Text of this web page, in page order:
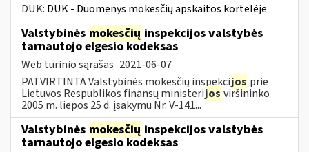
DUK: DUK - Duomenys mokesčių apskaitos kortelėje
Valstybinės mokesčių inspekcijos valstybės
tarnautojo elgesio kodeksas
Web turinio sąrašas 2021-06-07
PATVIRTINTA Valstybinės mokesčių inspekcijos prie
Lietuvos Respublikos finansų ministerijos viršininko
2005 m. liepos 25 d. įsakymu Nr. V-141...
Valstybinės mokesčių inspekcijos valstybės
tarnautojo elgesio kodeksas